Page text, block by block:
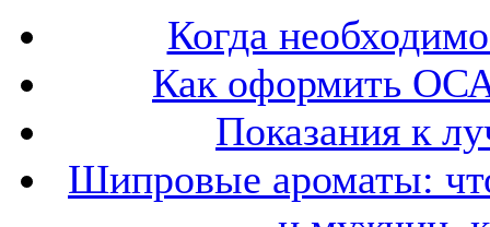
Когда
Как оформить
Показания к
Шипровые ароматы: